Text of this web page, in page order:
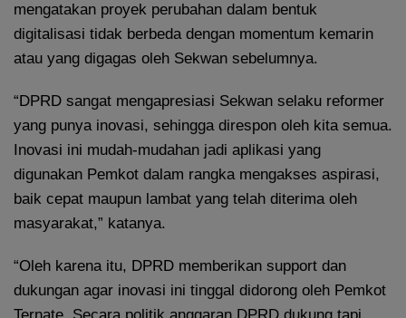
mengatakan proyek perubahan dalam bentuk
digitalisasi tidak berbeda dengan momentum kemarin
atau yang digagas oleh Sekwan sebelumnya.
“DPRD sangat mengapresiasi Sekwan selaku reformer
yang punya inovasi, sehingga direspon oleh kita semua.
Inovasi ini mudah-mudahan jadi aplikasi yang
digunakan Pemkot dalam rangka mengakses aspirasi,
baik cepat maupun lambat yang telah diterima oleh
masyarakat,” katanya.
“Oleh karena itu, DPRD memberikan support dan
dukungan agar inovasi ini tinggal didorong oleh Pemkot